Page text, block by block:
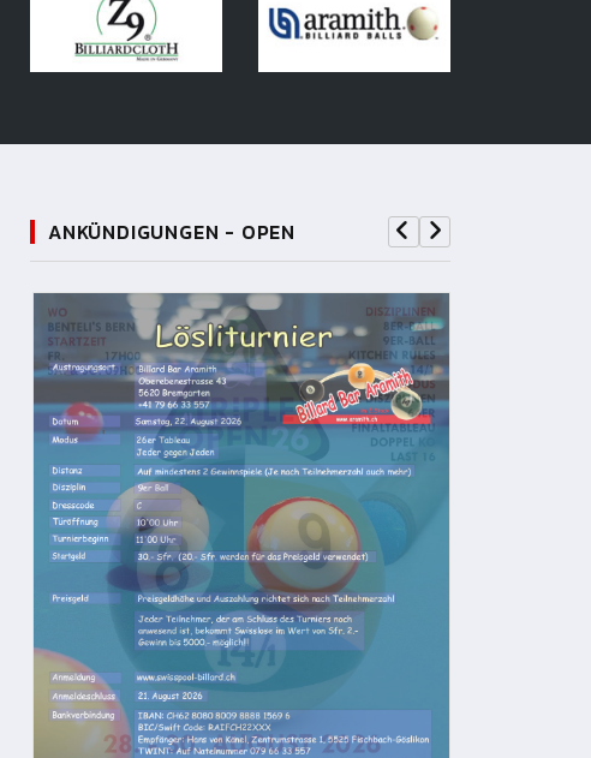
ANKÜNDIGUNGEN - OPEN